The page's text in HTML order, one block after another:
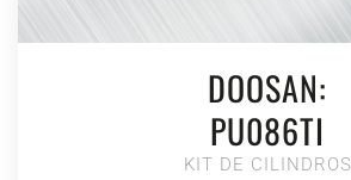
DOOSAN:
PU086TI
KIT DE CILINDROS